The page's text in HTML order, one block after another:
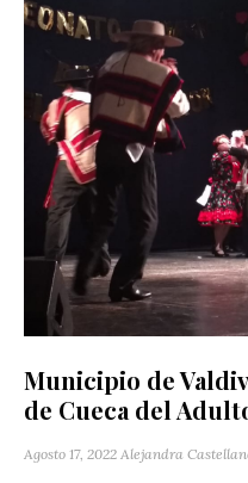
Municipio de
de Cueca del
Agosto 17, 2022 Alejandra